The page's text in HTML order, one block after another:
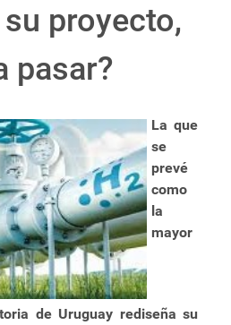
proyecto,
pasar?
La que
se
prevé
como
la
mayor
de Uruguay rediseña su